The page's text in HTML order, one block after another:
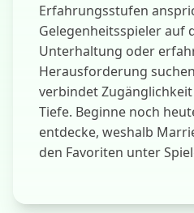
Erfahrungsstufen
Gelegenheitsspieler auf
Unterhaltung oder
Herausforderung
verbindet
Tiefe. Beginne noch
entdecke, weshalb
den Favoriten unter